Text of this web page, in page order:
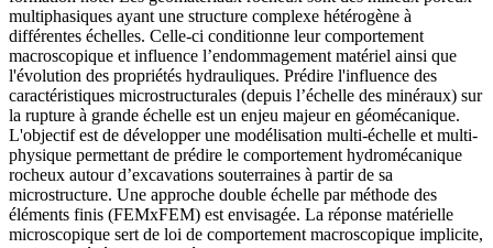
multiphasiques ayant une structure complexe hétérogène à
différentes échelles. Celle-ci conditionne leur comportement
macroscopique et influence l’endommagement matériel ainsi que
l'évolution des propriétés hydrauliques. Prédire l'influence des
caractéristiques microstructurales (depuis l’échelle des minéraux) sur
la rupture à grande échelle est un enjeu majeur en géomécanique.
L'objectif est de développer une modélisation multi-échelle et multi-
physique permettant de prédire le comportement hydromécanique
rocheux autour d’excavations souterraines à partir de sa
microstructure. Une approche double échelle par méthode des
éléments finis (FEMxFEM) est envisagée. La réponse matérielle
microscopique sert de loi de comportement macroscopique implicite,